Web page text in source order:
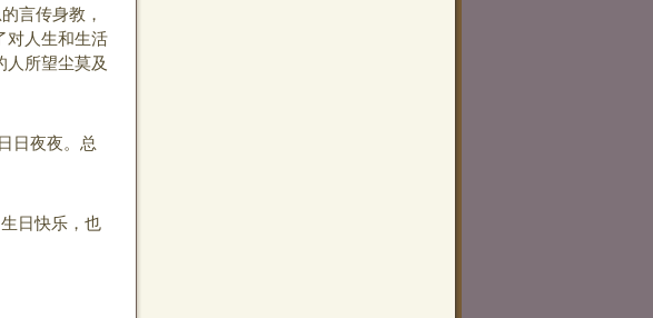
言传身教，
对人生和生活
所望尘莫及
日夜夜。总
日快乐，也